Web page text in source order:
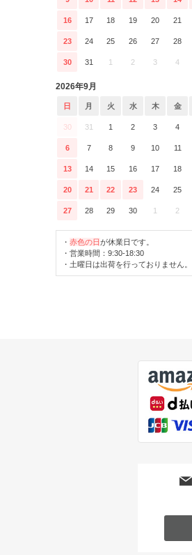
16 17 18 19 20 21
23 24 25 26 27 28
30 31 1 2 3 4
2026年9月
日 月 火 水 木 金
30 31 1 2 3 4
6 7 8 9 10 11
13 14 15 16 17 18
20 21 22 23 24 25
27 28 29 30 1 2
・ 赤色の日が休業日です。
・営業時間：9:30-18:30
・土曜日は出荷を行っておりません。